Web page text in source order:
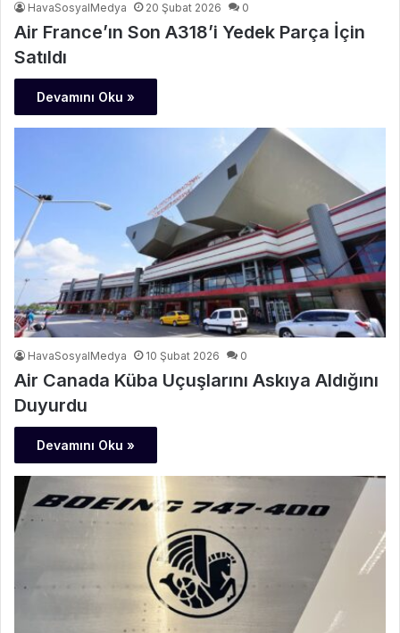
HavaSosyalMedya 20 Şubat 2026 0
Air France’ın Son A318’i Yedek Parça İçin
Satıldı
Devamını Oku »
HavaSosyalMedya 10 Şubat 2026 0
Air Canada Küba Uçuşlarını Askıya Aldığını
Duyurdu
Devamını Oku »